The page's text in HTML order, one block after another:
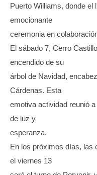
Puerto Williams, donde el
emocionante
ceremonia en
El sábado 7, Cerro
encendido de su
árbol de Navidad,
Cárdenas. Esta
emotiva actividad reunió
de luz y
esperanza.
En los próximos días, las
el viernes 13